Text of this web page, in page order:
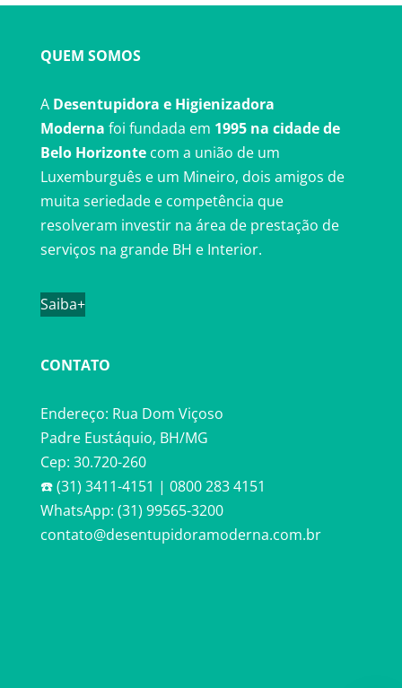
QUEM SOMOS
A Desentupidora e Higienizadora
Moderna foi fundada em 1995 na cidade de
Belo Horizontecom a união de um
Luxemburguês e um Mineiro, dois amigos de
muita seriedade e competência que
resolveram investir na área de prestação de
serviços na grande BH e Interior.
Saiba+
CONTATO
Endereço: Rua Dom Viçoso
Padre Eustáquio, BH/MG
Cep: 30.720-260
☎️ (31) 3411-4151 | 0800 283 4151
WhatsApp: (31) 99565-3200
contato@desentupidoramoderna.com.br